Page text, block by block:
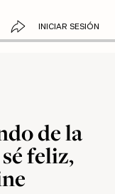
INICIAR SESIÓN
de la
feliz,